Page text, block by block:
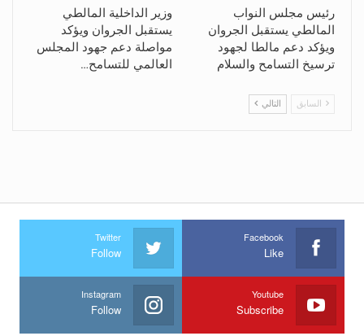
رئيس مجلس النواب
المالطي يستقبل الجروان
ويؤكد دعم مالطا لجهود
ترسيخ التسامح والسلام
وزير الداخلية المالطي
يستقبل الجروان ويؤكد
مواصلة دعم جهود المجلس
العالمي للتسامح…
السابق التالي
Facebook
Like
Twitter
Follow
Youtube
Subscribe
Instagram
Follow